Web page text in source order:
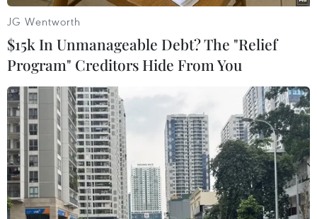
JG Wentworth
$15k In Unmanageable Debt? The "Relief
Program" Creditors Hide From You